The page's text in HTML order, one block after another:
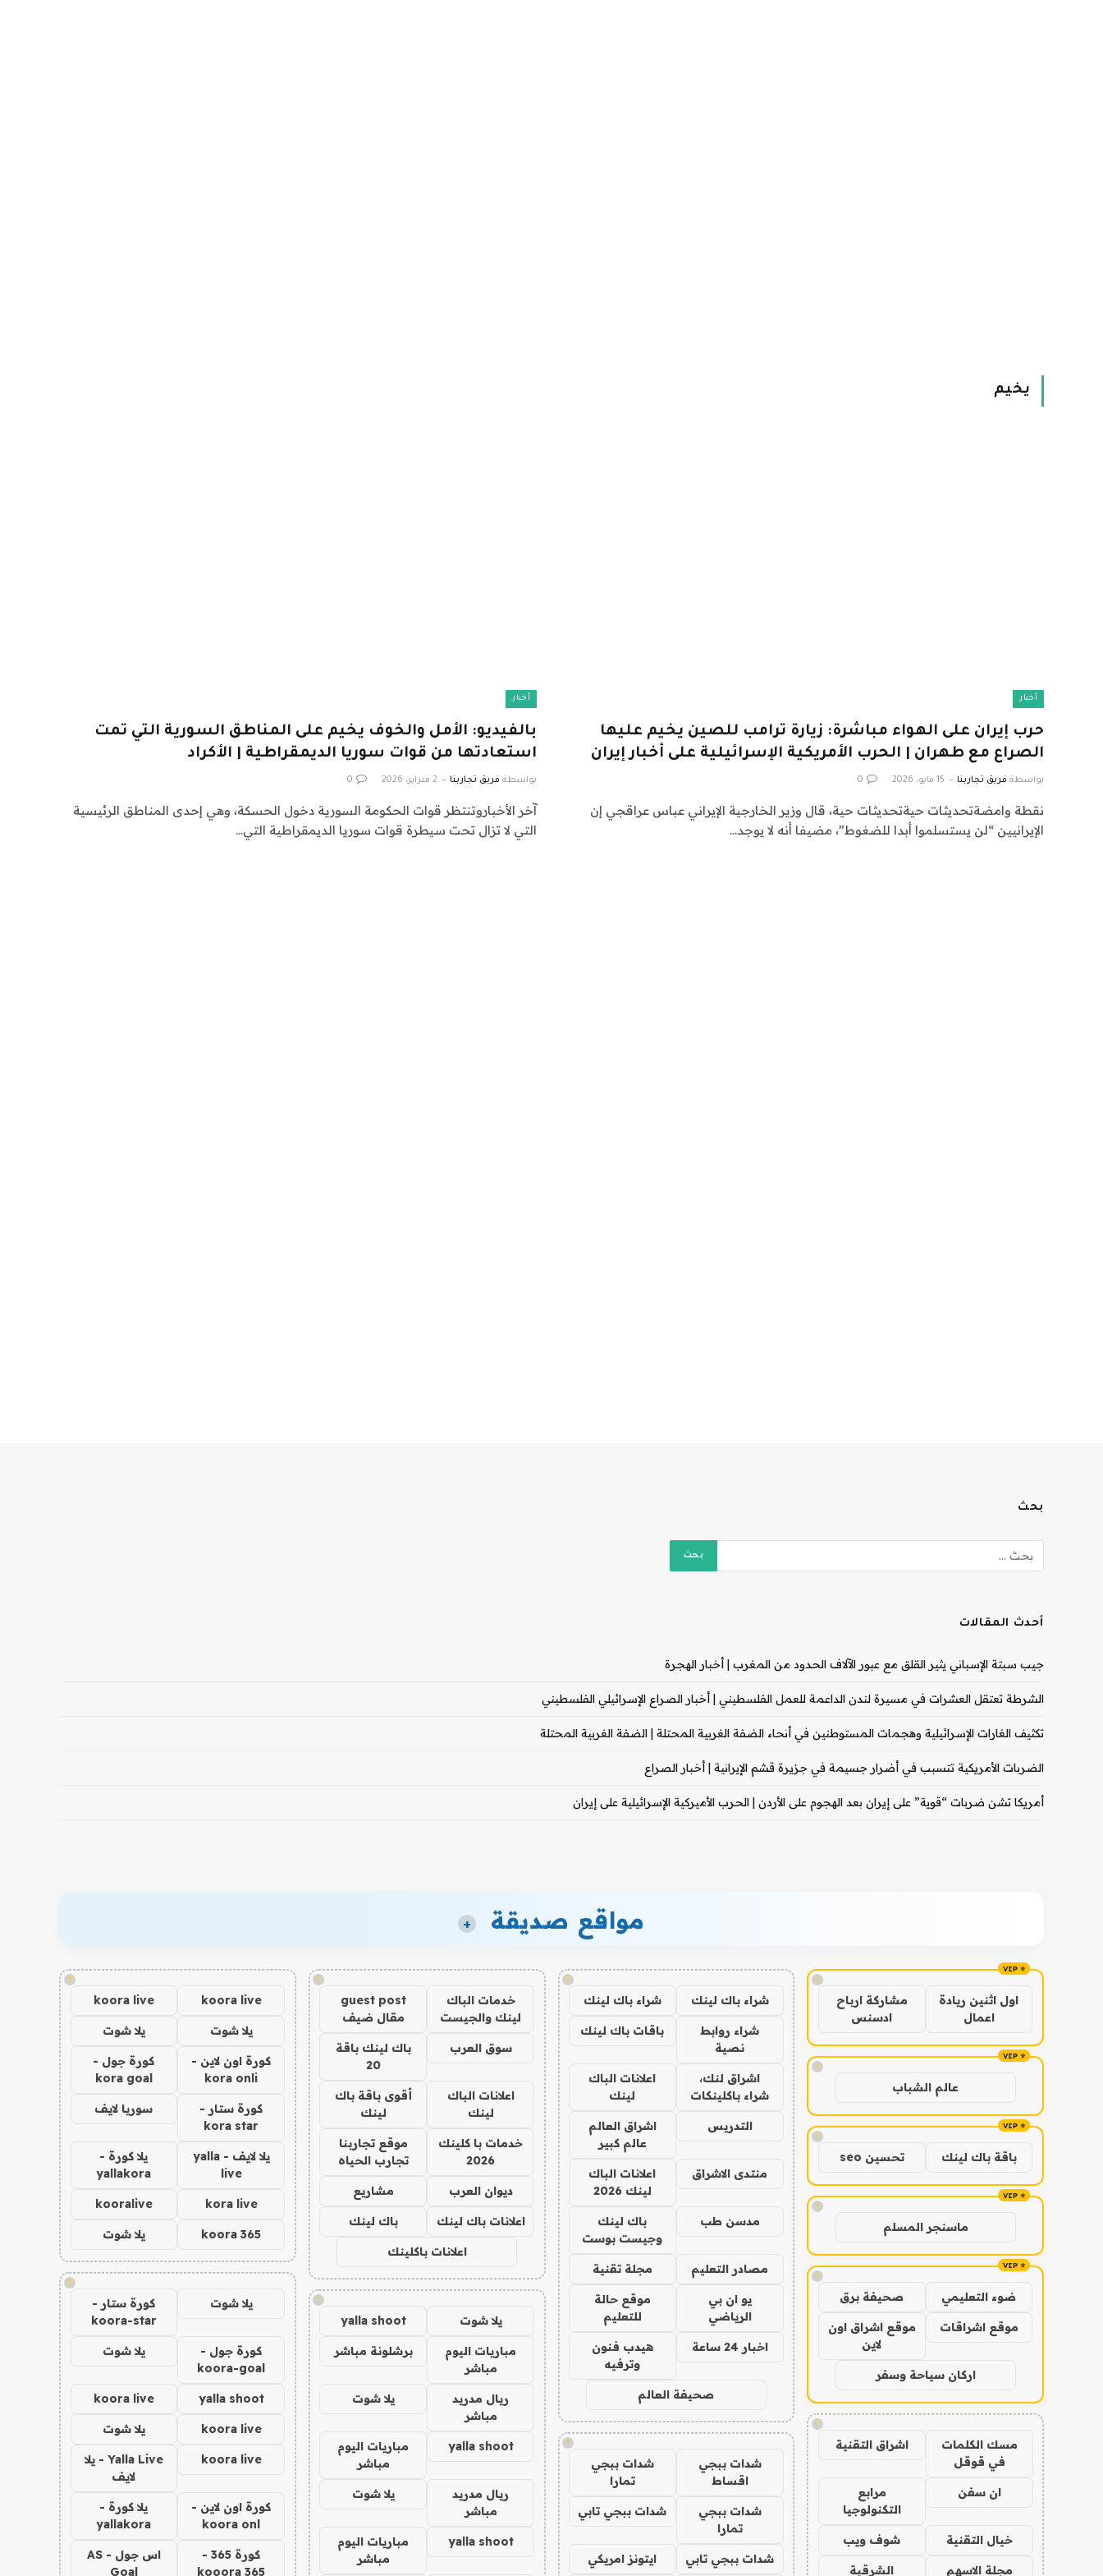
يخيم
أخبار
حرب إيران على الهواء مباشرة: زيارة ترامب للصين يخيم عليها
الصراع مع طهران | الحرب الأمريكية الإسرائيلية على أخبار إيران
بواسطة فريق تجاربنا 15 مايو، 2026 0
نقطة وامضةتحديثات حيةتحديثات حية، قال وزير الخارجية الإيراني عباس عراقجي إن
الإيرانيين “لن يستسلموا أبدا للضغوط”، مضيفا أنه لا يوجد…
أخبار
بالفيديو: الأمل والخوف يخيم على المناطق السورية التي تمت
استعادتها من قوات سوريا الديمقراطية | الأكراد
بواسطة فريق تجاربنا 2 فبراير، 2026 0
آخر الأخباروتنتظر قوات الحكومة السورية دخول الحسكة، وهي إحدى المناطق الرئيسية
التي لا تزال تحت سيطرة قوات سوريا الديمقراطية التي…
بحث
أحدث المقالات
جيب سبتة الإسباني يثير القلق مع عبور الآلاف الحدود من المغرب | أخبار الهجرة
الشرطة تعتقل العشرات في مسيرة لندن الداعمة للعمل الفلسطيني | أخبار الصراع الإسرائيلي الفلسطيني
تكثيف الغارات الإسرائيلية وهجمات المستوطنين في أنحاء الضفة الغربية المحتلة | الضفة الغربية المحتلة
الضربات الأمريكية تتسبب في أضرار جسيمة في جزيرة قشم الإيرانية | أخبار الصراع
أمريكا تشن ضربات “قوية” على إيران بعد الهجوم على الأردن | الحرب الأميركية الإسرائيلية على إيران
مواقع صديقة +
!
اول اثنين ريادة
اعمال
مشاركة ارباح
ادسنس
!
عالم الشباب
!
باقة باك لينك تحسين seo
!
ماسنجر المسلم
!
ضوء التعليمي صحيفة برق
موقع اشراقات
موقع اشراق اون
لاين
اركان سياحة وسفر
!
مسك الكلمات
في قوقل
اشراق التقنية
ان سفن
مرابع
التكنولوجيا
خيال التقنية شوف ويب
مجلة الاسهم الشرقية
!
شراء باك لينك شراء باك لينك
شراء روابط
نصية
باقات باك لينك
اشراق لنك،
شراء باكلينكات
اعلانات الباك
لينك
التدريس
اشراق العالم
عالم كبير
منتدى الاشراق
اعلانات الباك
لينك 2026
مدسن طب
باك لينك
وجيست بوست
مصادر التعليم مجلة تقنية
يو ان بي
الرياضي
موقع حالة
للتعليم
اخبار 24 ساعة
هيدب فنون
وترفيه
صحيفة العالم
!
شدات ببجي
اقساط
شدات ببجي
تمارا
شدات ببجي
تمارا
شدات ببجي تابي
شدات ببجي تابي ايتونز امريكي
!
خدمات الباك
لينك والجيست
guest post
مقال ضيف
سوق العرب
باك لينك باقة
20
اعلانات الباك
لينك
أقوى باقة باك
لينك
خدمات با كلينك
2026
موقع تجاربنا
تجارب الحياه
ديوان العرب مشاريع
اعلانات باك لينك باك لينك
اعلانات باكلينك
!
يلا شوت yalla shoot
مباريات اليوم
مباشر
برشلونة مباشر
ريال مدريد
مباشر
يلا شوت
yalla shoot
مباريات اليوم
مباشر
ريال مدريد
مباشر
يلا شوت
yalla shoot
مباريات اليوم
مباشر
!
koora live
koora live
يلا شوت يلا شوت
كورة اون لاين -
kora onli
كورة جول -
kora goal
كورة ستار -
kora star
سوريا لايف
يلا لايف - yalla
live
يلا كورة -
yallakora
kora live
kooralive
koora 365 يلا شوت
!
يلا شوت
كورة ستار -
koora-star
كورة جول -
koora-goal
يلا شوت
yalla shoot
koora live
koora live يلا شوت
koora live
Yalla Live - يلا
لايف
كورة اون لاين -
koora onl
يلا كورة -
yallakora
كورة 365 -
kooora 365
اس جول - AS
Goal